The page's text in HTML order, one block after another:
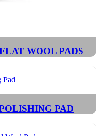
WOOL PADS
PAD